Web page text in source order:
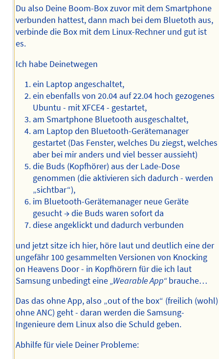
Du also Deine Boom-Box zuvor mit dem Smartphone
verbunden hattest, dann mach bei dem Bluetoth aus,
verbinde die Box mit dem Linux-Rechner und gut ist
es.
Ich habe Deinetwegen
ein Laptop angeschaltet,
ein ebenfalls von 20.04 auf 22.04 hoch gezogenes
Ubuntu - mit XFCE4 - gestartet,
am Smartphone Bluetooth ausgeschaltet,
am Laptop den Bluetooth-Gerätemanager
gestartet (Das Fenster, welches Du ziegst, welches
aber bei mir anders und viel besser aussieht)
die Buds (Kopfhörer) aus der Lade-Dose
genommen (die aktivieren sich dadurch - werden
„sichtbar“),
im Bluetooth-Gerätemanager neue Geräte
gesucht → die Buds waren sofort da
diese angeklickt und dadurch verbunden
und jetzt sitze ich hier, höre laut und deutlich eine der
ungefähr 100 gesammelten Versionen von Knocking
on Heavens Door - in Kopfhörern für die ich laut
Samsung unbedingt eine„Wearable App“brauche…
Das das ohne App, also „out of the box“ (freilich (wohl)
ohne ANC) geht - daran werden die Samsung-
Ingenieure dem Linux also die Schuld geben.
Abhilfe für viele Deiner Probleme: